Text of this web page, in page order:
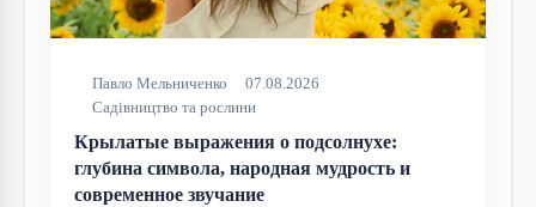
Павло Мельниченко
07.08.2026
Садівництво та рослини
Крылатые выражения о подсолнухе:
глубина символа, народная мудрость и
современное звучание